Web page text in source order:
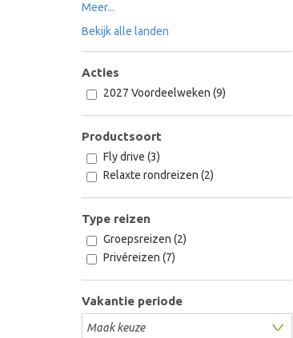
Meer...
Bekijk alle landen
Acties
2027 Voordeelweken (9)
Productsoort
Fly drive (3)
Relaxte rondreizen (2)
Type reizen
Groepsreizen (2)
Privéreizen (7)
Vakantie periode